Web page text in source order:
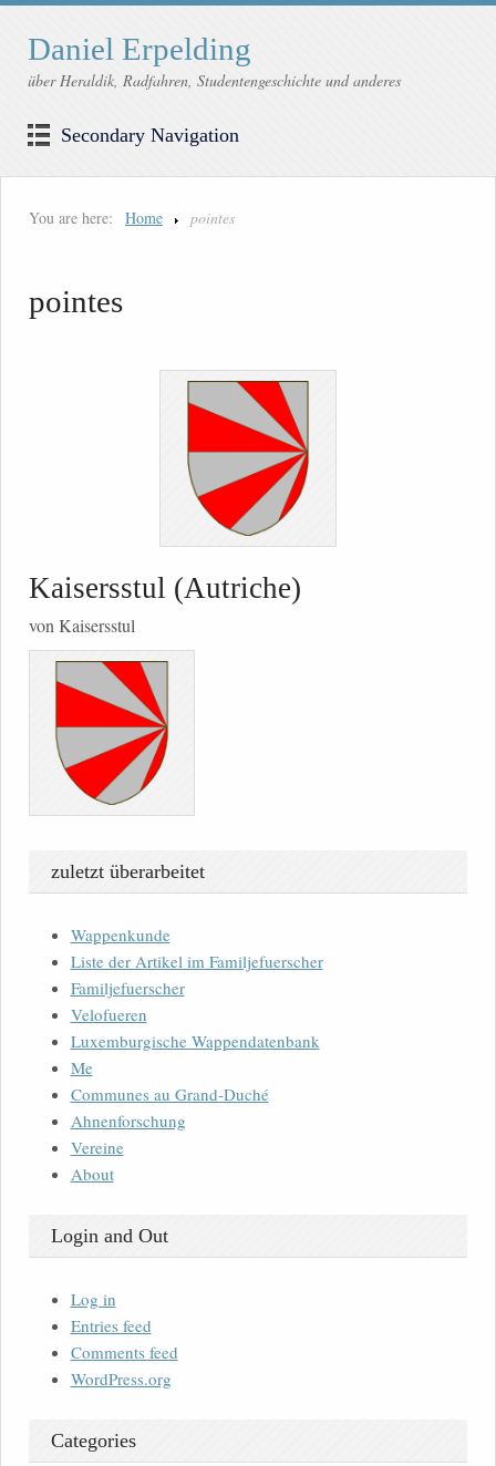
Daniel Erpelding
über Heraldik, Radfahren, Studentengeschichte und anderes
Secondary Navigation
You are here: Home pointes
pointes
Kaisersstul (Autriche)
von Kaisersstul
zuletzt überarbeitet
Wappenkunde
Liste der Artikel im Familjefuerscher
Familjefuerscher
Velofueren
Luxemburgische Wappendatenbank
Me
Communes au Grand-Duché
Ahnenforschung
Vereine
About
Login and Out
Log in
Entries feed
Comments feed
WordPress.org
Categories